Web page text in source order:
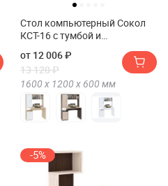
Стол компьютерный Сокол
КСТ-16 с тумбой и
от 12 006 ₽
13 120 ₽
1600 х 1200 х 600 мм
-5%